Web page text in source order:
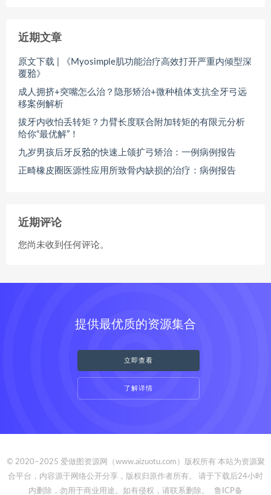
近期文章
原文下载 | 《Myosimple肌功能治疗高效打开严重内倾型深
覆𬌗》
成人拥挤+突嘴怎么治？隐形矫治+微种植体支抗全牙弓远
移案例解析
拔牙内收怕丢转矩？力臂长度联合附加转矩的有限元分析
给你“最优解”！
九岁男孩后牙反𬌗的快速上颌扩弓矫治：一例病例报告
正畸橡皮圈医源性应用所致骨内缺损的治疗：病例报告
近期评论
您尚未收到任何评论。
提供最优质的资源集合
立即查看
了解详情
© 2020–2025 爱做图资源网（www.aizuotu.com）版权所有 本站为资源聚
合平台，内容源于网络公开分享，版权归原作者所有。 请于下载后24小时
内删除，勿用于商业用途。如有侵权，请联系删除。
鲁ICP备